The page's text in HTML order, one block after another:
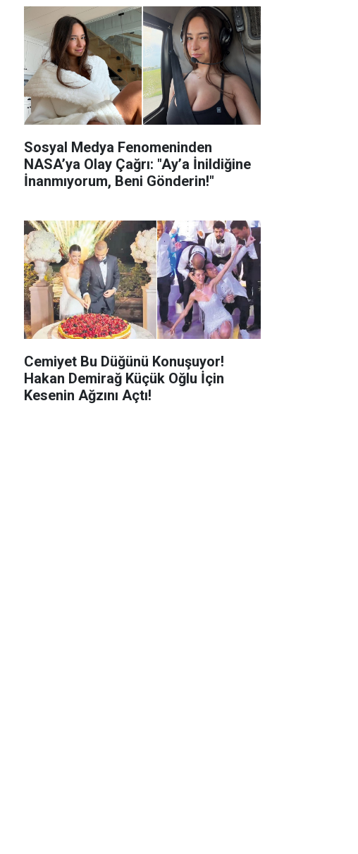
Sosyal Medya Fenomeninden
NASA’ya Olay Çağrı: "Ay’a İnildiğine
İnanmıyorum, Beni Gönderin!"
Cemiyet Bu Düğünü Konuşuyor!
Hakan Demirağ Küçük Oğlu İçin
Kesenin Ağzını Açtı!